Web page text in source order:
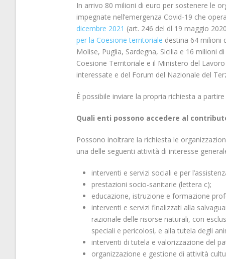
In arrivo 80 milioni di euro per sostenere le
impegnate nell’emergenza Covid-19 che
dicembre 2021 (art. 246 del dl 19 maggio
per la Coesione territoriale destina 64 milioni
Molise, Puglia, Sardegna, Sicilia e 16 milioni
Coesione Territoriale e il Ministero del
interessate e del Forum del Nazionale del
È possibile inviare la propria richiesta a
Quali enti possono accedere al
Possono inoltrare la richiesta le
una delle seguenti attività di interesse
interventi e servizi sociali e per
prestazioni socio-sanitarie (lettera c);
educazione, istruzione e formazione
interventi e servizi finalizzati alla
razionale delle risorse naturali, con
speciali e pericolosi, e alla tutela degli
interventi di tutela e valorizzazione del
organizzazione e gestione di attività